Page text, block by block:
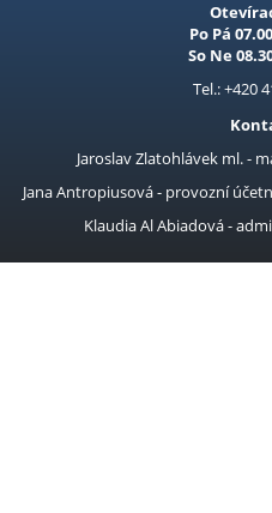
Po Pá
So Ne
Tel.: +420
Jaroslav Zlatohlávek ml. -
Jana Antropiusová - provozní
Klaudia Al Abiadová -